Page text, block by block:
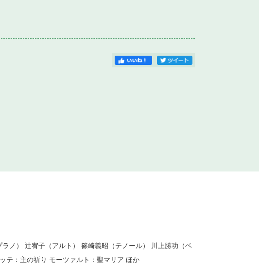
ノ） 辻宥子（アルト） 篠崎義昭（テノール） 川上勝功（ベ
テ：主の祈り モーツァルト：聖マリア ほか